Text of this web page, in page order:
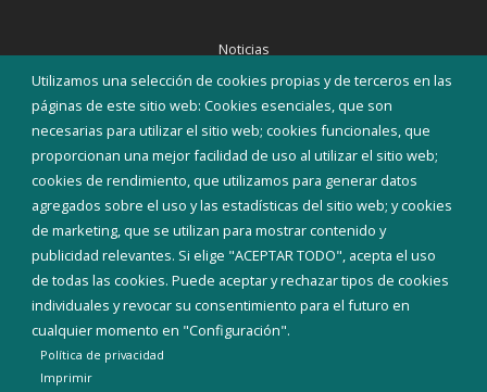
Utilizamos una selección de cookies propias y de terceros en las
páginas de este sitio web: Cookies esenciales, que son
necesarias para utilizar el sitio web; cookies funcionales, que
proporcionan una mejor facilidad de uso al utilizar el sitio web;
cookies de rendimiento, que utilizamos para generar datos
agregados sobre el uso y las estadísticas del sitio web; y cookies
de marketing, que se utilizan para mostrar contenido y
publicidad relevantes. Si elige "ACEPTAR TODO", acepta el uso
de todas las cookies. Puede aceptar y rechazar tipos de cookies
individuales y revocar su consentimiento para el futuro en
cualquier momento en "Configuración".
Política de privacidad
Imprimir
Noticias
Eventos
Corporación Municipal
Teléfonos de interés
INICIAR SESIÓN
MAPA WEB